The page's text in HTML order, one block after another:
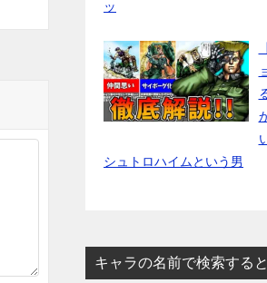
ッ
シュトロハイムという男
キャラの名前で検索する